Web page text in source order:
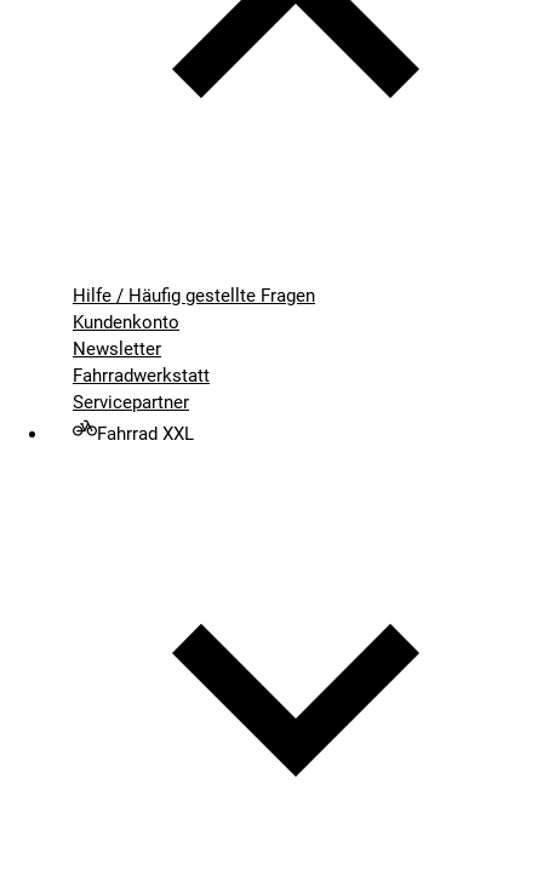
Hilfe / Häufig gestellte Fragen
Kundenkonto
Newsletter
Fahrradwerkstatt
Servicepartner
Fahrrad XXL